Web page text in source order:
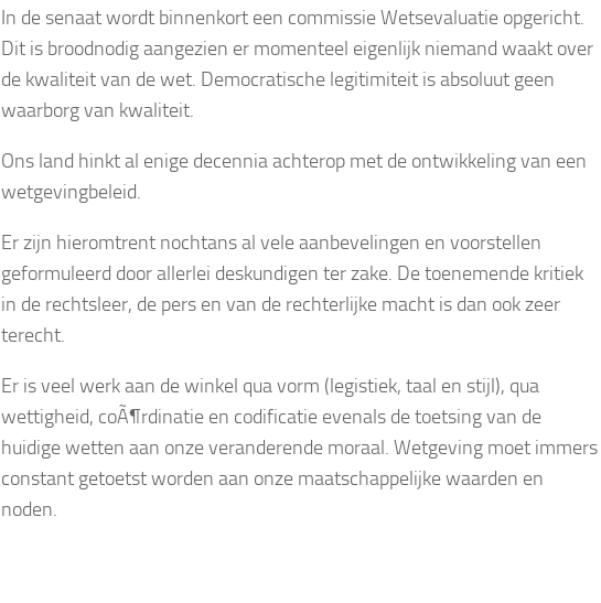
In de senaat wordt binnenkort een commissie Wetsevaluatie opgericht.
Dit is broodnodig aangezien er momenteel eigenlijk niemand waakt over
de kwaliteit van de wet. Democratische legitimiteit is absoluut geen
waarborg van kwaliteit.
Ons land hinkt al enige decennia achterop met de ontwikkeling van een
wetgevingbeleid.
Er zijn hieromtrent nochtans al vele aanbevelingen en voorstellen
geformuleerd door allerlei deskundigen ter zake. De toenemende kritiek
in de rechtsleer, de pers en van de rechterlijke macht is dan ook zeer
terecht.
Er is veel werk aan de winkel qua vorm (legistiek, taal en stijl), qua
wettigheid, coÃ¶rdinatie en codificatie evenals de toetsing van de
huidige wetten aan onze veranderende moraal. Wetgeving moet immers
constant getoetst worden aan onze maatschappelijke waarden en
noden.